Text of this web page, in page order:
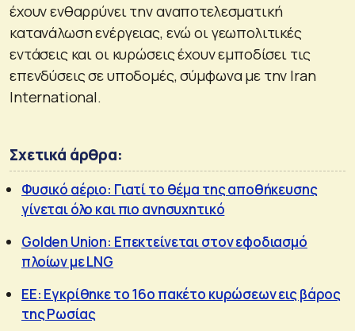
έχουν ενθαρρύνει την αναποτελεσματική
κατανάλωση ενέργειας, ενώ οι γεωπολιτικές
εντάσεις και οι κυρώσεις έχουν εμποδίσει τις
επενδύσεις σε υποδομές, σύμφωνα με την Iran
International.
Σχετικά άρθρα:
Φυσικό αέριο: Γιατί το θέμα της αποθήκευσης
γίνεται όλο και πιο ανησυχητικό
Golden Union: Επεκτείνεται στον εφοδιασμό
πλοίων με LNG
ΕΕ: Εγκρίθηκε το 16ο πακέτο κυρώσεων εις βάρος
της Ρωσίας